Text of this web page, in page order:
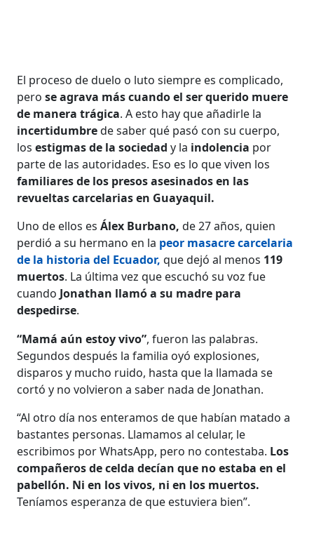
El proceso de duelo o luto siempre es complicado,
perose agrava más cuando el ser querido muere
de manera trágica. A esto hay que añadirle la
incertidumbrede saber qué pasó con su cuerpo,
losestigmas de la sociedady la indolencia por
parte de las autoridades. Eso es lo que viven los
familiares de los presos asesinados en las
revueltas carcelarias en Guayaquil.
Uno de ellos esÁlex Burbano, de 27 años, quien
perdió a su hermano en la peor masacre carcelaria
de la historia del Ecuador, que dejó al menos 119
muertos. La última vez que escuchó su voz fue
cuando Jonathan llamó a su madre para
despedirse.
“Mamá aún estoy vivo”, fueron las palabras.
Segundos después la familia oyó explosiones,
disparos y mucho ruido, hasta que la llamada se
cortó y no volvieron a saber nada de Jonathan.
“Al otro día nos enteramos de que habían matado a
bastantes personas. Llamamos al celular, le
escribimos por WhatsApp, pero no contestaba. Los
compañeros de celda decían que no estaba en el
pabellón. Ni en los vivos, ni en los muertos.
Teníamos esperanza de que estuviera bien”.